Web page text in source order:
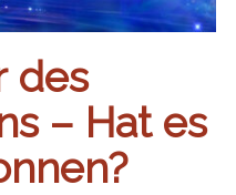
des
– Hat es